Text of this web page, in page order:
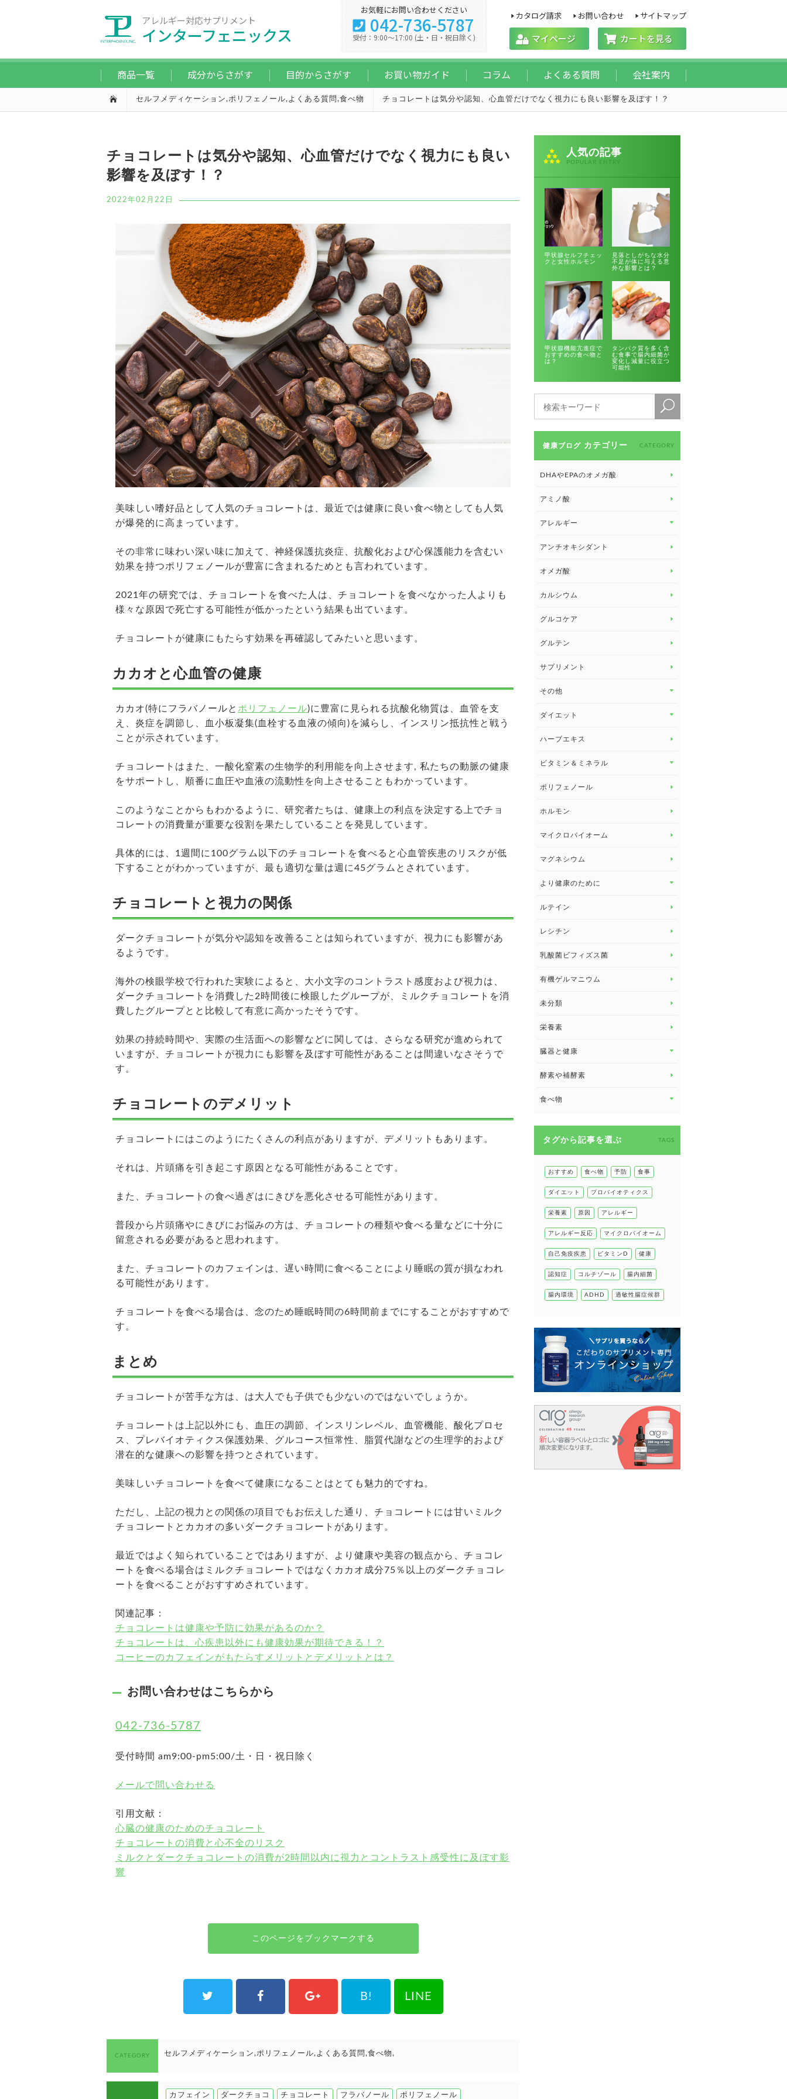
アレルギー対応サプリメント
インターフェニックス マイページ カートを見る
商品一覧 成分からさがす 目的からさがす お買い物ガイド コラム よくある質問 会社案内
カタログ請求 お問い合わせ サイトマップ
お気軽にお問い合わせください
042-736-5787
受付：9:00～17:00 (土・日・祝日除く)
セルフメディケーション,ポリフェノール,よくある質問 ,食べ物 チョコレートは気分や認知、心血管だけでなく視力にも良い影響を及ぼす！？
チョコレートは気分や認知、心血管だけでなく視力にも良い
影響を及ぼす！？
2022年02月22日
美味しい嗜好品として人気のチョコレートは、最近では健康に良い食べ物としても人気
が爆発的に高まっています。
その非常に味わい深い味に加えて、神経保護抗炎症、抗酸化および心保護能力を含むい
効果を持つポリフェノールが豊富に含まれるためとも言われています。
2021年の研究では、チョコレートを食べた人は、チョコレートを食べなかった人よりも
様々な原因で死亡する可能性が低かったという結果も出ています。
チョコレートが健康にもたらす効果を再確認してみたいと思います。
カカオと心血管の健康
カカオ(特にフラバノールと ポリフェノール)に豊富に見られる抗酸化物質は、血管を支
え、炎症を調節し、血小板凝集(血栓する血液の傾向)を減らし、インスリン抵抗性と戦う
ことが示されています。
チョコレートはまた、一酸化窒素の生物学的利用能を向上させます, 私たちの動脈の健康
をサポートし、順番に血圧や血液の流動性を向上させることもわかっています。
このようなことからもわかるように、研究者たちは、健康上の利点を決定する上でチョ
コレートの消費量が重要な役割を果たしていることを発見しています。
具体的には、1週間に100グラム以下のチョコレートを食べると心血管疾患のリスクが低
下することがわかっていますが、最も適切な量は週に45グラムとされています。
チョコレートと視力の関係
ダークチョコレートが気分や認知を改善ることは知られていますが、視力にも影響があ
るようです。
海外の検眼学校で行われた実験によると、大小文字のコントラスト感度および視力は、
ダークチョコレートを消費した2時間後に検眼したグループが、ミルクチョコレートを消
費したグループとと比較して有意に高かったそうです。
効果の持続時間や、実際の生活面への影響などに関しては、さらなる研究が進められて
いますが、チョコレートが視力にも影響を及ぼす可能性があることは間違いなさそうで
す。
チョコレートのデメリット
チョコレートにはこのようにたくさんの利点がありますが、デメリットもあります。
それは、片頭痛を引き起こす原因となる可能性があることです。
また、チョコレートの食べ過ぎはにきびを悪化させる可能性があります。
普段から片頭痛やにきびにお悩みの方は、チョコレートの種類や食べる量などに十分に
留意される必要があると思われます。
また、チョコレートのカフェインは、遅い時間に食べることにより睡眠の質が損なわれ
る可能性があります。
チョコレートを食べる場合は、念のため睡眠時間の6時間前までにすることがおすすめで
す。
まとめ
チョコレートが苦手な方は、は大人でも子供でも少ないのではないでしょうか。
チョコレートは上記以外にも、血圧の調節、インスリンレベル、血管機能、酸化プロセ
ス、プレバイオティクス保護効果、グルコース恒常性、脂質代謝などの生理学的および
潜在的な健康への影響を持つとされています。
美味しいチョコレートを食べて健康になることはとても魅力的ですね。
ただし、上記の視力との関係の項目でもお伝えした通り、チョコレートには甘いミルク
チョコレートとカカオの多いダークチョコレートがあります。
最近ではよく知られていることではありますが、より健康や美容の観点から、チョコレ
ートを食べる場合はミルクチョコレートではなくカカオ成分75％以上のダークチョコレ
ートを食べることがおすすめされています。
関連記事：
チョコレートは健康や予防に効果があるのか？
チョコレートは、心疾患以外にも健康効果が期待できる！？
コーヒーのカフェインがもたらすメリットとデメリットとは？
お問い合わせはこちらから
042-736-5787
受付時間 am9:00-pm5:00/土・日・祝日除く
メールで問い合わせる
引用文献：
心臓の健康のためのチョコレート
チョコレートの消費と心不全のリスク
ミルクとダークチョコレートの消費が2時間以内に視力とコントラスト感受性に及ぼす影
響
このページをブックマークする
B! LINE
CATEGORY セルフメディケーション ポリフェノール よくある質問 食べ物
カフェイン ダークチョコ チョコレート フラバノール ポリフェノール
人気の記事
POPULAR ENTRY
甲状腺セルフチェッ
クと女性ホルモン
見落としがちな水分
不足が体に与える意
外な影響とは？
甲状腺機能亢進症で
おすすめの食べ物と
は？
タンパク質を多く含
む食事で腸内細菌が
変化し減量に役立つ
可能性
健康ブログ カテゴリー CATEGORY
DHAやEPAのオメガ酸
アミノ酸
アレルギー
アレルギー トップ
アンチオキシダント
オメガ酸
カルシウム
グルコケア
グルテン
サプリメント
その他
その他 トップ
健康セミナー
ダイエット
ダイエット トップ
ハーブエキス
ビタミン＆ミネラル
ビタミン＆ミネラル トップ
ビタミンE
ポリフェノール
ホルモン
マイクロバイオーム
マグネシウム
より健康のために
より健康のために トップ
眼の健康
睡眠
ルテイン
レシチン
乳酸菌ビフィズス菌
有機ゲルマニウム
未分類
栄養素
臓器と健康
臓器と健康 トップ
甲状腺
肌
肝臓の健康
腸の健康
酵素や補酵素
食べ物
健康食
タグから記事を選ぶ TAGS
おすすめ 食べ物 予防 食事
ダイエット プロバイオティクス
栄養素 原因 アレルギー
アレルギー反応 マイクロバイオーム
自己免疫疾患 ビタミンD 健康
認知症 コルチゾール 腸内細菌
腸内環境 ADHD 過敏性腸症候群